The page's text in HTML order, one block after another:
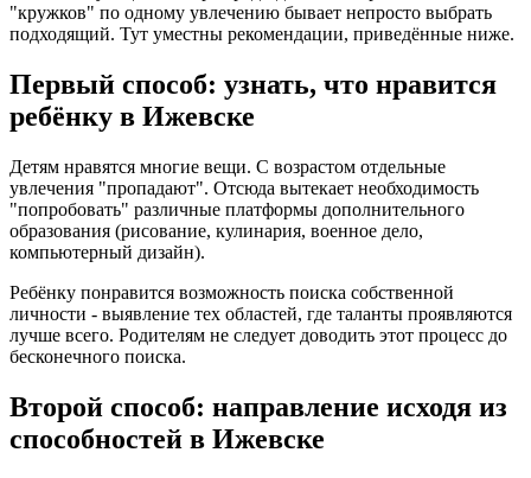
"кружков" по одному увлечению бывает непросто выбрать
подходящий. Тут уместны рекомендации, приведённые ниже.
Первый способ: узнать, что нравится
ребёнку в Ижевске
Детям нравятся многие вещи. С возрастом отдельные
увлечения "пропадают". Отсюда вытекает необходимость
"попробовать" различные платформы дополнительного
образования (рисование, кулинария, военное дело,
компьютерный дизайн).
Ребёнку понравится возможность поиска собственной
личности - выявление тех областей, где таланты проявляются
лучше всего. Родителям не следует доводить этот процесс до
бесконечного поиска.
Второй способ: направление исходя из
способностей в Ижевске